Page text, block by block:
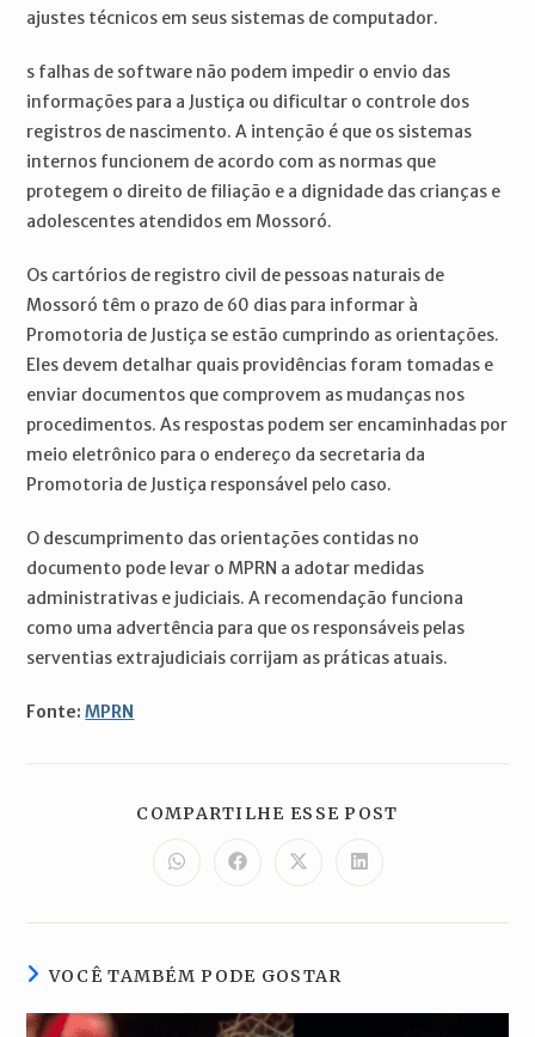
ajustes técnicos em seus sistemas de computador.
s falhas de software não podem impedir o envio das
informações para a Justiça ou dificultar o controle dos
registros de nascimento. A intenção é que os sistemas
internos funcionem de acordo com as normas que
protegem o direito de filiação e a dignidade das crianças e
adolescentes atendidos em Mossoró.
Os cartórios de registro civil de pessoas naturais de
Mossoró têm o prazo de 60 dias para informar à
Promotoria de Justiça se estão cumprindo as orientações.
Eles devem detalhar quais providências foram tomadas e
enviar documentos que comprovem as mudanças nos
procedimentos. As respostas podem ser encaminhadas por
meio eletrônico para o endereço da secretaria da
Promotoria de Justiça responsável pelo caso.
O descumprimento das orientações contidas no
documento pode levar o MPRN a adotar medidas
administrativas e judiciais. A recomendação funciona
como uma advertência para que os responsáveis pelas
serventias extrajudiciais corrijam as práticas atuais.
Fonte:MPRN
COMPARTILHE ESSE POST
Abre
em
nova
Abre
em
nova
Abre
em
nova
Abre
em
nova
VOCÊ TAMBÉM PODE GOSTAR